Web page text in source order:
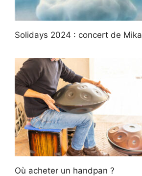
Solidays 2024 : concert de Mika
Où acheter un handpan ?